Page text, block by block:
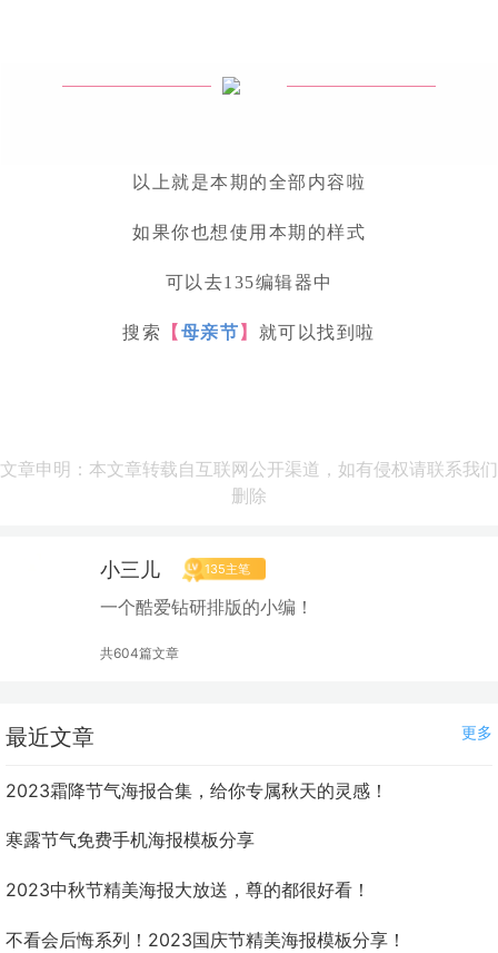
以上就是本期的全部内容啦
如果你也想使用本期的样式
可以去135编辑器中
搜索 【 母亲节 】 就可以找到啦
文章申明：本文章转载自互联网公开渠道，如有侵权请联系我们
删除
小三儿 135主笔
一个酷爱钻研排版的小编！
共604篇文章
最近文章 更多
2023霜降节气海报合集，给你专属秋天的灵感！
寒露节气免费手机海报模板分享
2023中秋节精美海报大放送，尊的都很好看！
不看会后悔系列！2023国庆节精美海报模板分享！